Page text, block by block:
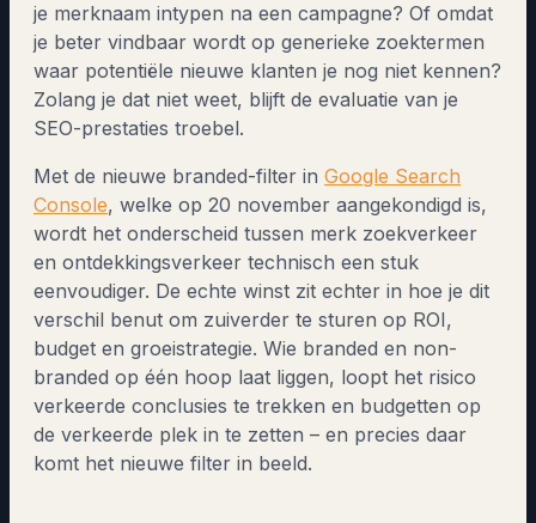
je merknaam intypen na een campagne? Of omdat
je beter vindbaar wordt op generieke zoektermen
waar potentiële nieuwe klanten je nog niet kennen?
Zolang je dat niet weet, blijft de evaluatie van je
SEO-prestaties troebel.
Met de nieuwe branded-filter in Google Search
Console, welke op 20 november aangekondigd is,
wordt het onderscheid tussen merk zoekverkeer
en ontdekkingsverkeer technisch een stuk
eenvoudiger. De echte winst zit echter in hoe je dit
verschil benut om zuiverder te sturen op ROI,
budget en groeistrategie. Wie branded en non-
branded op één hoop laat liggen, loopt het risico
verkeerde conclusies te trekken en budgetten op
de verkeerde plek in te zetten – en precies daar
komt het nieuwe filter in beeld.